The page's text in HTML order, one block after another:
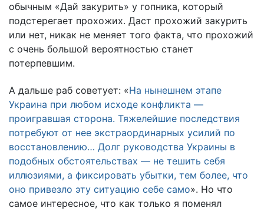
обычным «Дай закурить» у гопника, который
подстерегает прохожих. Даст прохожий закурить
или нет, никак не меняет того факта, что прохожий
с очень большой вероятностью станет
потерпевшим.
А дальше раб советует: «На нынешнем этапе
Украина при любом исходе конфликта —
проигравшая сторона. Тяжелейшие последствия
потребуют от нее экстраординарных усилий по
восстановлению… Долг руководства Украины в
подобных обстоятельствах — не тешить себя
иллюзиями, а фиксировать убытки, тем более, что
оно привезло эту ситуацию себе само». Но что
самое интересное, что как только я поменял